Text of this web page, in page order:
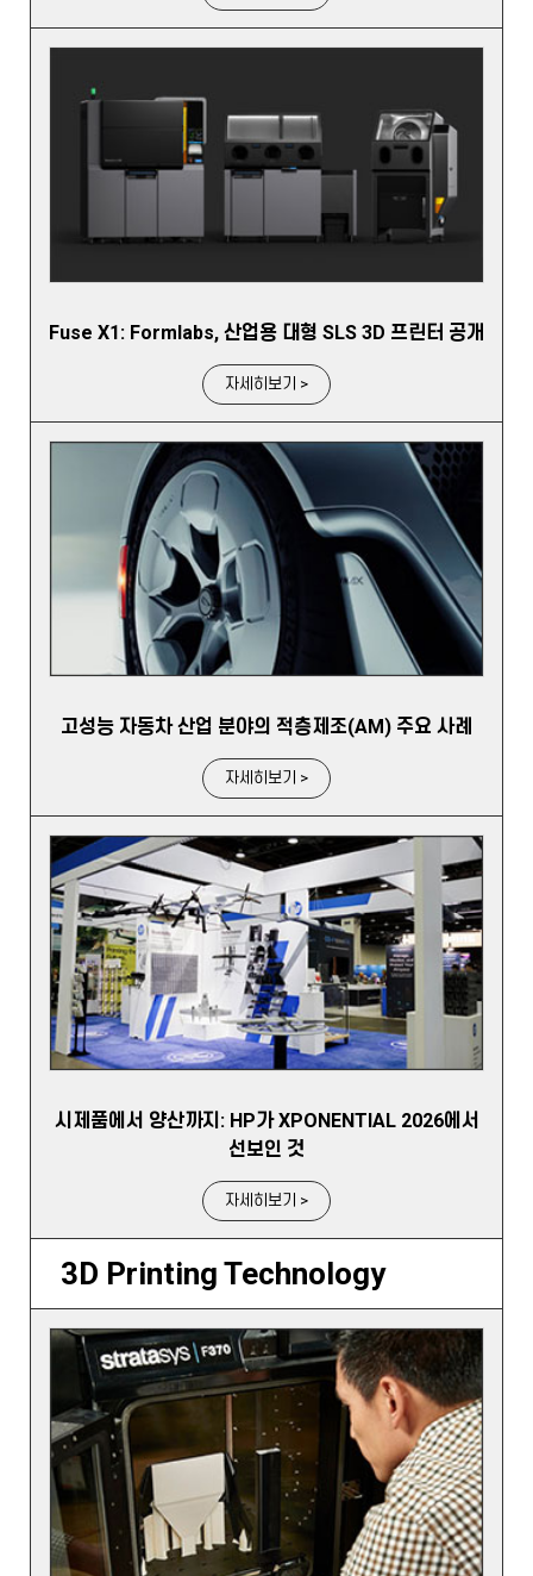
Fuse X1: Formlabs, 산업용 대형 SLS 3D 프린터 공개
자세히보기 >
고성능 자동차 산업 분야의 적층제조(AM) 주요 사례
자세히보기 >
시제품에서 양산까지: HP가 XPONENTIAL 2026에서
선보인 것
자세히보기 >
3D Printing Technology